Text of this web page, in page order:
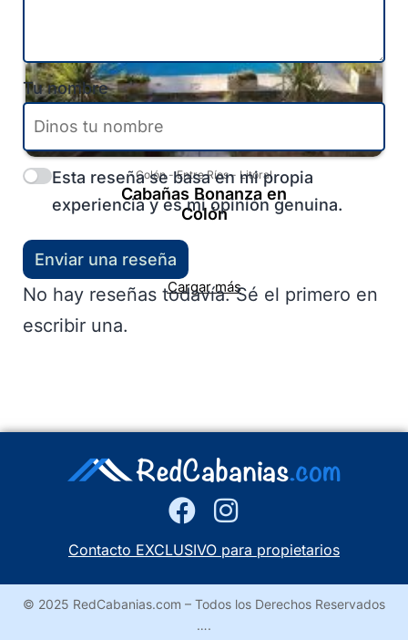
Colón-Entre Ríos- Litoral
Cabañas Bonanza en
Colón
Cargar más
Tu nombre
Esta reseña se basa en mi propia
experiencia y es mi opinión genuina.
Enviar una reseña
No hay reseñas todavía. Sé el primero en
escribir una.
Contacto EXCLUSIVO para propietarios
© 2025 RedCabanias.com – Todos los Derechos Reservados
….